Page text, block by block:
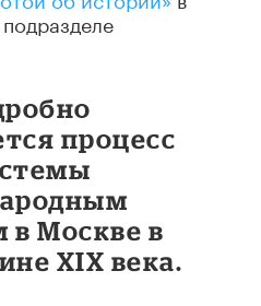
процесс
в Москве в
XIX века.